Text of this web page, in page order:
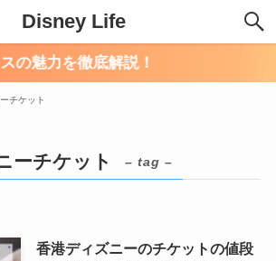
Disney Life
の魅力を徹底解説！
チケット
ーチケット – tag –
香港ディズニーのチケットの値段